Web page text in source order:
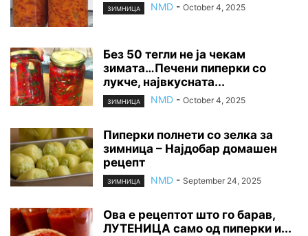
ЗИМНИЦА NMD - October 4, 2025
Без 50 тегли не ја чекам
зимата…Печени пиперки со
лукче, највкусната...
ЗИМНИЦА NMD - October 4, 2025
Пиперки полнети со зелка за
зимница – Најдобар домашен
рецепт
ЗИМНИЦА NMD - September 24, 2025
Ова е рецептот што го барав,
ЛУТЕНИЦА само од пиперки и...